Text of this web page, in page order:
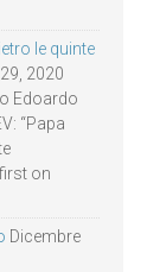
le quinte
2020
Edoardo
“Papa
on
Dicembre